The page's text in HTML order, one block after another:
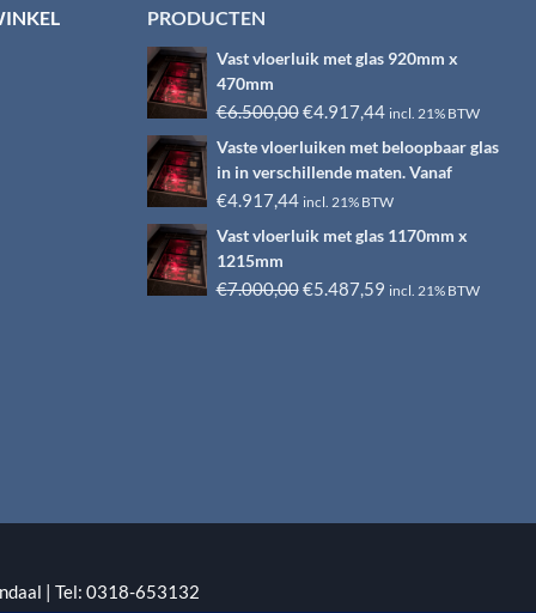
PRODUCTEN
Vast vloerluik met glas 920mm x
470mm
€6.500,00Oorspronkelijke
prijs
was:
€6.500,00.
€4.917,44Huidige
prijs
is:
€4.917,44.
incl. 21% BTW
Vaste vloerluiken met beloopbaar glas
in in verschillende maten. Vanaf
€4.917,44 incl. 21% BTW
Vast vloerluik met glas 1170mm x
1215mm
€7.000,00Oorspronkelijke
€5.487,59Huidige
incl. 21% BTW
| Tel: 0318-653132